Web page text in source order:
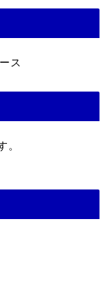
ス
。